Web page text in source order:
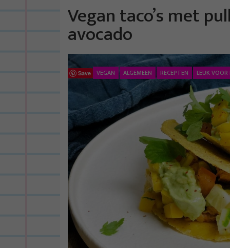
Vegan taco’s met
avocado
Save VEGAN ALGEMEEN RECEPTEN LEUK